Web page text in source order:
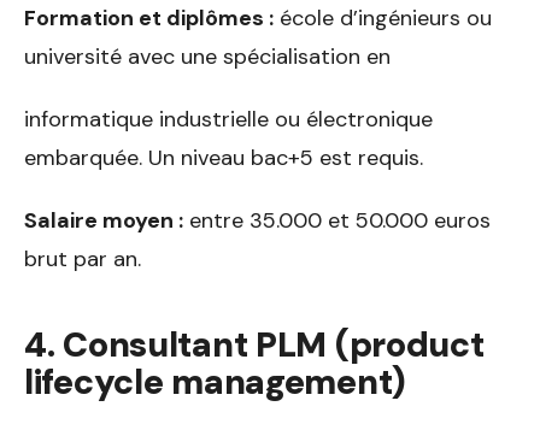
Formation et diplômes : école d’ingénieurs ou
université avec une spécialisation en
informatique industrielle ou électronique
embarquée. Un niveau bac+5 est requis.
Salaire moyen : entre 35.000 et 50.000 euros
brut par an.
4. Consultant PLM (product
lifecycle management)